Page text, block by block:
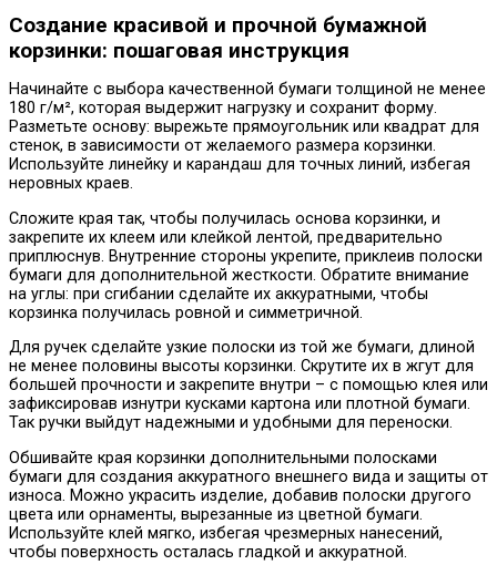
Создание красивой и прочной бумажной
корзинки: пошаговая инструкция
Начинайте с выбора качественной бумаги толщиной не менее
180 г/м², которая выдержит нагрузку и сохранит форму.
Разметьте основу: вырежьте прямоугольник или квадрат для
стенок, в зависимости от желаемого размера корзинки.
Используйте линейку и карандаш для точных линий, избегая
неровных краев.
Сложите края так, чтобы получилась основа корзинки, и
закрепите их клеем или клейкой лентой, предварительно
приплюснув. Внутренние стороны укрепите, приклеив полоски
бумаги для дополнительной жесткости. Обратите внимание
на углы: при сгибании сделайте их аккуратными, чтобы
корзинка получилась ровной и симметричной.
Для ручек сделайте узкие полоски из той же бумаги, длиной
не менее половины высоты корзинки. Скрутите их в жгут для
большей прочности и закрепите внутри – с помощью клея или
зафиксировав изнутри кусками картона или плотной бумаги.
Так ручки выйдут надежными и удобными для переноски.
Обшивайте края корзинки дополнительными полосками
бумаги для создания аккуратного внешнего вида и защиты от
износа. Можно украсить изделие, добавив полоски другого
цвета или орнаменты, вырезанные из цветной бумаги.
Используйте клей мягко, избегая чрезмерных нанесений,
чтобы поверхность осталась гладкой и аккуратной.